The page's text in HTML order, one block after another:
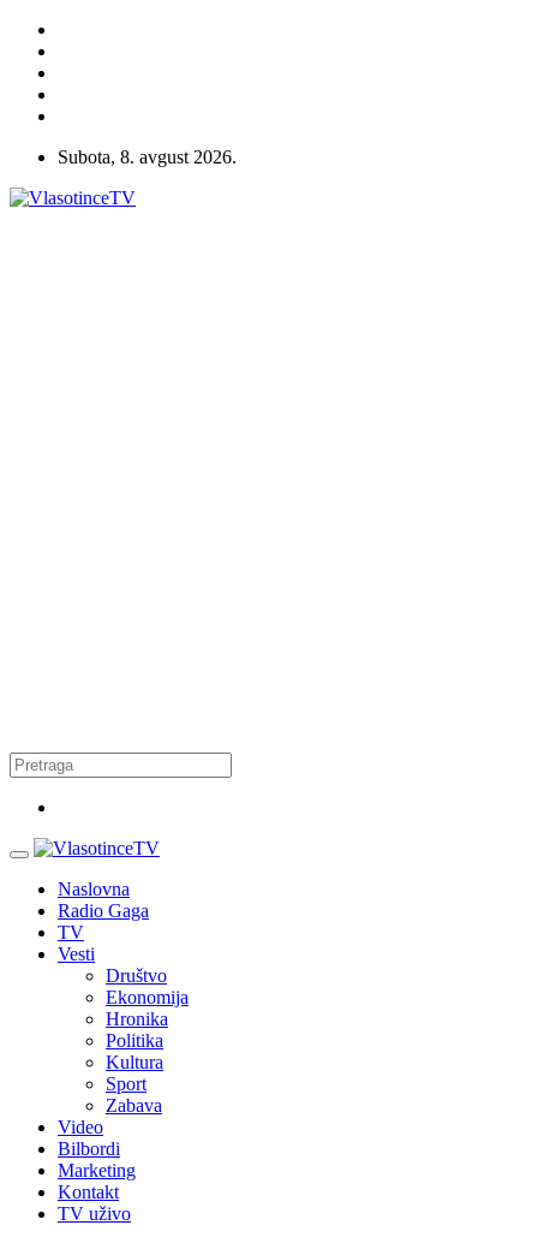
Subota, 8. avgust 2026.
Naslovna
Radio Gaga
TV
Vesti
Društvo
Ekonomija
Hronika
Politika
Kultura
Sport
Zabava
Video
Bilbordi
Marketing
Kontakt
TV uživo